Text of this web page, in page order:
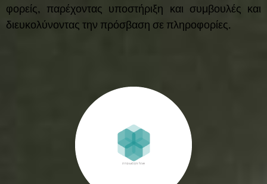
φορείς, παρέχοντας υποστήριξη και συμβουλές και
διευκολύνοντας την πρόσβαση σε πληροφορίες.